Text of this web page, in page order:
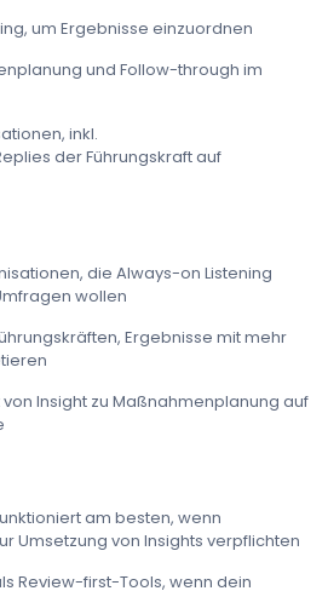
um Ergebnisse einzuordnen
und Follow-through im
inkl.
der Führungskraft auf
die Always-on Listening
wollen
Ergebnisse mit mehr
Insight zu Maßnahmenplanung auf
am besten, wenn
Umsetzung von Insights verpflichten
Review-first-Tools, wenn dein